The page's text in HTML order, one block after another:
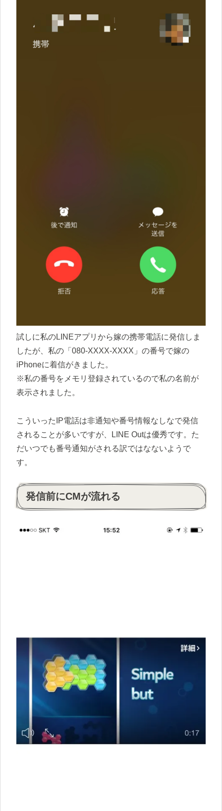
試しに私のLINEアプリから嫁の携帯電話に発信しま
したが、私の「080-XXXX-XXXX」の番号で嫁の
iPhoneに着信がきました。
※私の番号をメモリ登録されているので私の名前が
表示されました。
こういったIP電話は非通知や番号情報なしなで発信
されることが多いですが、LINE Outは優秀です。た
だいつでも番号通知がされる訳ではなないようで
す。
発信前にCMが流れる